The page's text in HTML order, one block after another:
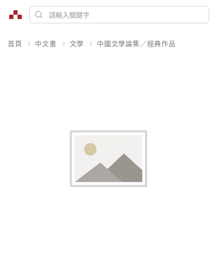
首頁 中文書 文學 中國文學論集／經典作品